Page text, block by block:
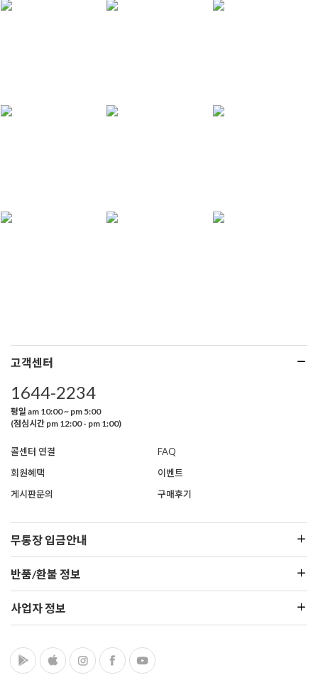
고객센터
1644-2234
평일 am 10:00 ~ pm 5:00
(점심시간 pm 12:00 - pm 1:00)
콜센터 연결
FAQ
회원혜택
이벤트
게시판문의
구매후기
무통장 입금안내
반품/환불 정보
사업자 정보